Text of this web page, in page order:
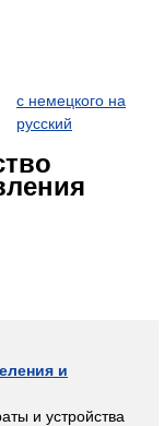
с немецкого на
русский
и
и устройства